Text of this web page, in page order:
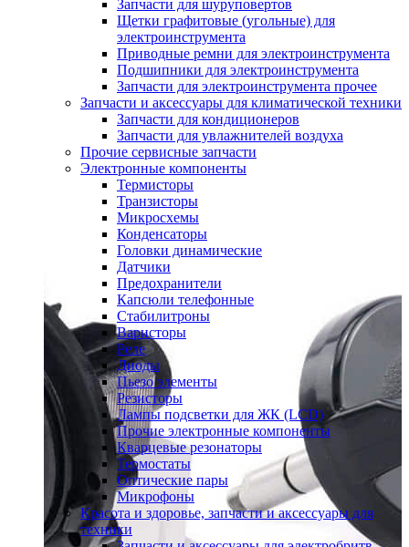
Запчасти для шуруповертов
Щетки графитовые (угольные) для
электроинструмента
Приводные ремни для электроинструмента
Подшипники для электроинструмента
Запчасти для электроинструмента прочее
Запчасти и аксессуары для климатической техники
Запчасти для кондиционеров
Запчасти для увлажнителей воздуха
Прочие сервисные запчасти
Электронные компоненты
Термисторы
Транзисторы
Микросхемы
Конденсаторы
Головки динамические
Датчики
Предохранители
Капсюли телефонные
Стабилитроны
Варисторы
Реле
Диоды
Пьезо элементы
Резисторы
Лампы подсветки для ЖК (LCD)
Прочие электронные компоненты
Кварцевые резонаторы
Термостаты
Оптические пары
Микрофоны
Красота и здоровье, запчасти и аксессуары для
техники